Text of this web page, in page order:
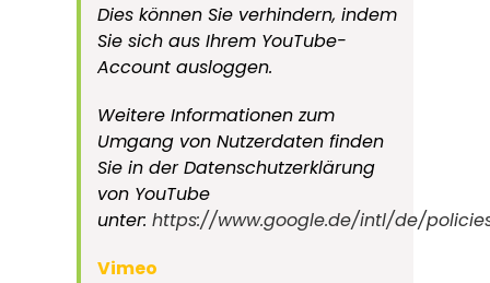
Dies können Sie verhindern, indem
Sie sich aus Ihrem YouTube-
Account ausloggen.
Weitere Informationen zum
Umgang von Nutzerdaten finden
Sie in der Datenschutzerklärung
von YouTube
unter: https://www.google.de/intl/de/
Vimeo